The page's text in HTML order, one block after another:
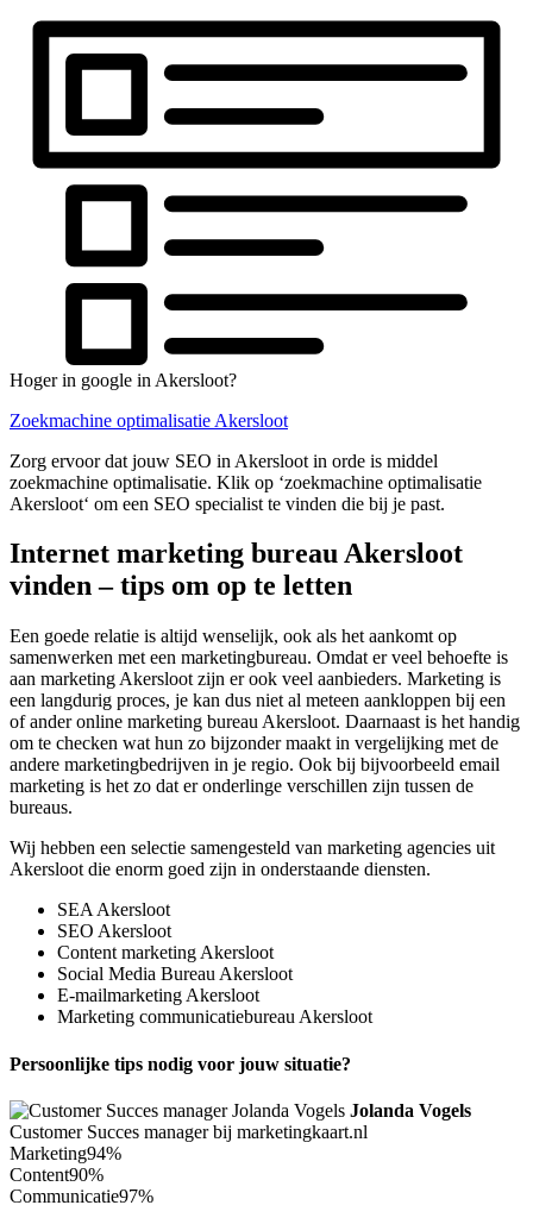
Hoger in google in Akersloot?
Zoekmachine optimalisatie Akersloot
Zorg ervoor dat jouw SEO in Akersloot in orde is middel
zoekmachine optimalisatie. Klik op ‘zoekmachine optimalisatie
Akersloot‘ om een SEO specialist te vinden die bij je past.
Internet marketing bureau Akersloot
vinden – tips om op te letten
Een goede relatie is altijd wenselijk, ook als het aankomt op
samenwerken met een marketingbureau. Omdat er veel behoefte is
aan marketing Akersloot zijn er ook veel aanbieders. Marketing is
een langdurig proces, je kan dus niet al meteen aankloppen bij een
of ander online marketing bureau Akersloot. Daarnaast is het handig
om te checken wat hun zo bijzonder maakt in vergelijking met de
andere marketingbedrijven in je regio. Ook bij bijvoorbeeld email
marketing is het zo dat er onderlinge verschillen zijn tussen de
bureaus.
Wij hebben een selectie samengesteld van marketing agencies uit
Akersloot die enorm goed zijn in onderstaande diensten.
SEA Akersloot
SEO Akersloot
Content marketing Akersloot
Social Media Bureau Akersloot
E-mailmarketing Akersloot
Marketing communicatiebureau Akersloot
Persoonlijke tips nodig voor jouw situatie?
Jolanda Vogels
Customer Succes manager bij marketingkaart.nl
Marketing94%
Content90%
Communicatie97%